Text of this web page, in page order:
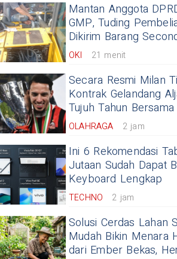
Mantan Anggota
GMP, Tuding
Dikirim Barang
OKI 21 menit
Secara Resmi Milan
Kontrak Gelandang
Tujuh Tahun Bersama
OLAHRAGA 2 jam
Ini 6 Rekomendasi
Jutaan Sudah Dapat
Keyboard Lengkap
TECHNO 2 jam
Solusi Cerdas Lahan
Mudah Bikin Menara
dari Ember Bekas,